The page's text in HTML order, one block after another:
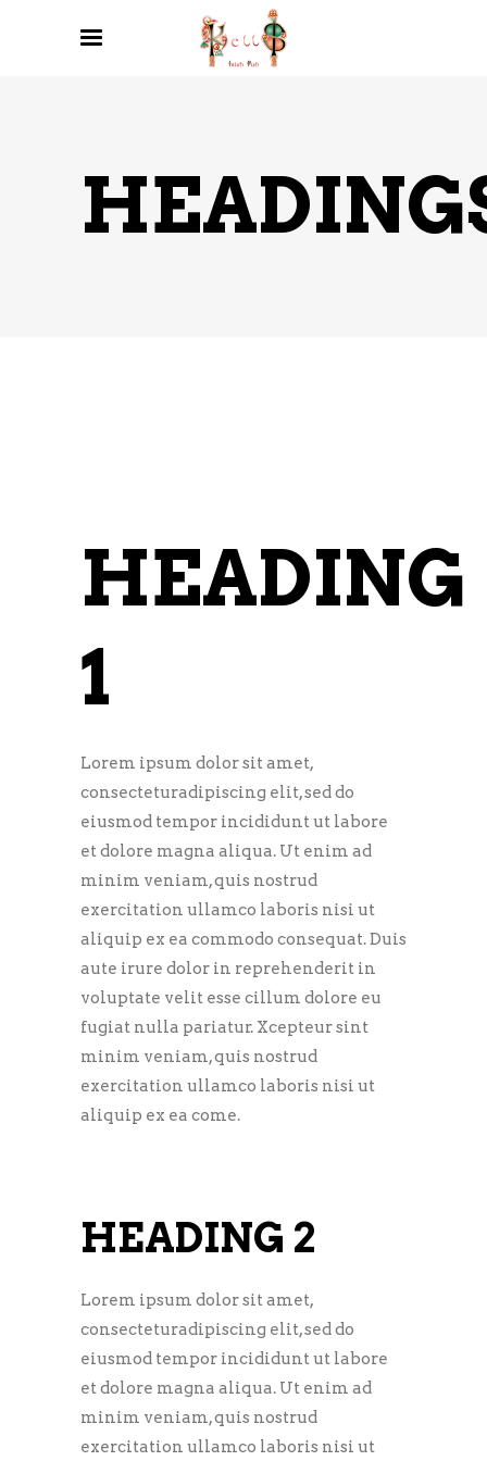
HEADING
1
Lorem ipsum dolor sit amet,
consecteturadipiscing elit, sed do
eiusmod tempor incididunt ut labore
et dolore magna aliqua. Ut enim ad
minim veniam, quis nostrud
exercitation ullamco laboris nisi ut
aliquip ex ea commodo consequat. Duis
aute irure dolor in reprehenderit in
voluptate velit esse cillum dolore eu
fugiat nulla pariatur. Xcepteur sint
minim veniam, quis nostrud
exercitation ullamco laboris nisi ut
aliquip ex ea come.
HEADING 2
Lorem ipsum dolor sit amet,
consecteturadipiscing elit, sed do
eiusmod tempor incididunt ut labore
et dolore magna aliqua. Ut enim ad
minim veniam, quis nostrud
exercitation ullamco laboris nisi ut